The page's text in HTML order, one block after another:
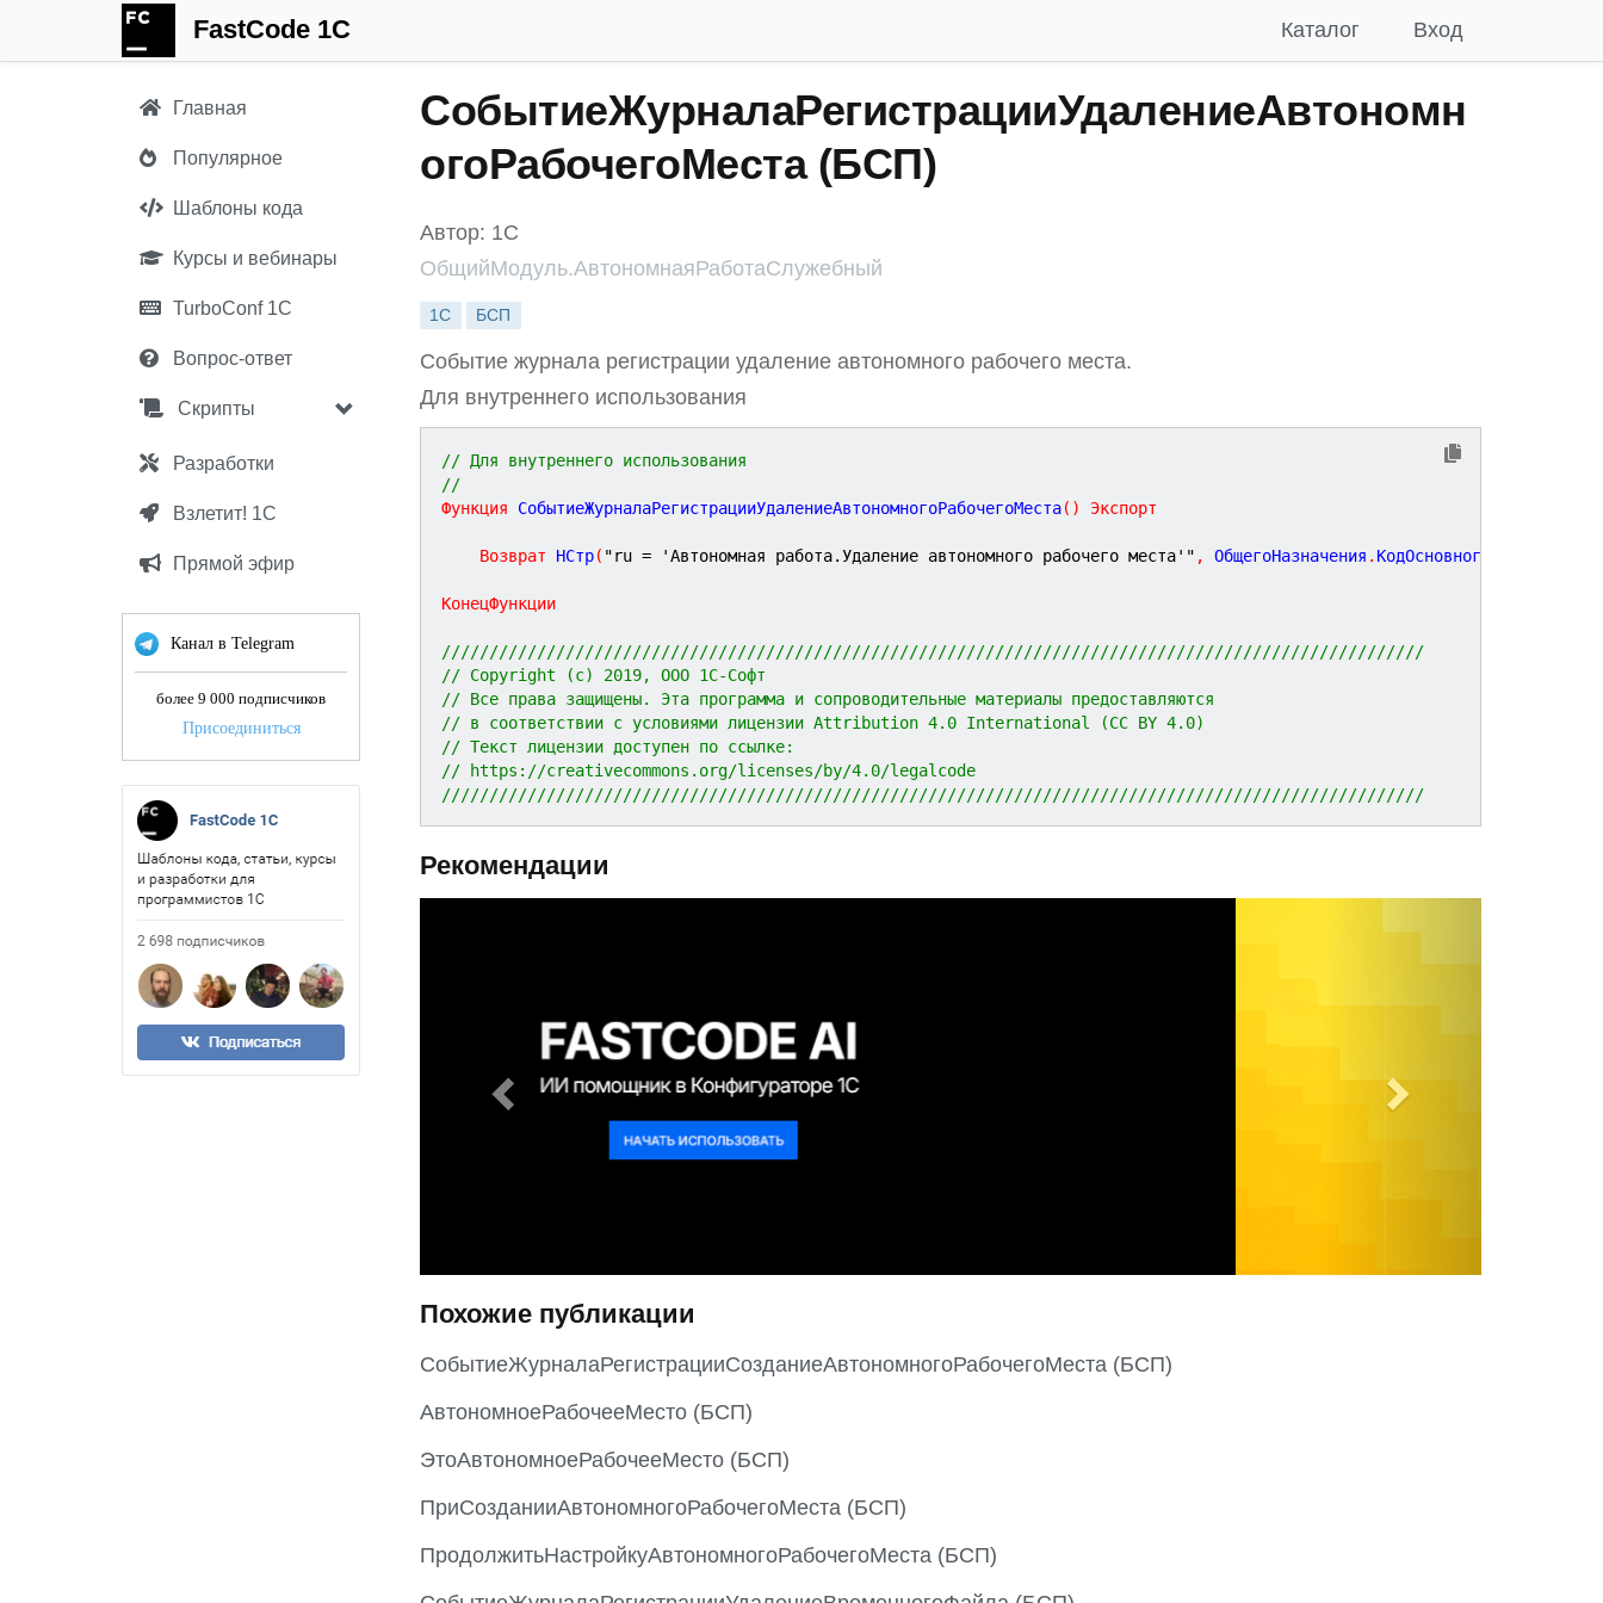
FastCode 1C Вход
Каталог
Главная
Популярное
Шаблоны кода
Курсы и вебинары
TurboConf 1С
Вопрос-ответ
Скрипты
Разработки
Взлетит! 1С
Прямой эфир
Канал в Telegram
более 9 000 подписчиков
Присоединиться
СобытиеЖурналаРегистрацииУдалениеАвтономн
огоРабочегоМеста (БСП)
Автор: 1С
ОбщийМодуль.АвтономнаяРаботаСлужебный
1С БСП
Событие журнала регистрации удаление автономного рабочего места.
Для внутреннего использования
// Для внутреннего использования
//
Функция
СобытиеЖурналаРегистрацииУдалениеАвтономногоРабочегоМеста( ) Экспорт
Возврат НСтр( "ru = 'Автономная работа.Удаление автономного рабочего места'" , ОбщегоНазначения . КодОсновногоЯзыка
КонецФункции
///////////////////////////////////////////////////////////////////////////////////////////////////////
// Copyright (c) 2019, ООО 1С-Софт
// Все права защищены. Эта программа и сопроводительные материалы предоставляются
// в соответствии с условиями лицензии Attribution 4.0 International (CC BY 4.0)
// Текст лицензии доступен по ссылке:
// https://creativecommons.org/licenses/by/4.0/legalcode
///////////////////////////////////////////////////////////////////////////////////////////////////////
Рекомендации
o
u
t
Похожие публикации
СобытиеЖурналаРегистрацииСозданиеАвтономногоРабочегоМеста (БСП)
АвтономноеРабочееМесто (БСП)
ЭтоАвтономноеРабочееМесто (БСП)
ПриСозданииАвтономногоРабочегоМеста (БСП)
ПродолжитьНастройкуАвтономногоРабочегоМеста (БСП)